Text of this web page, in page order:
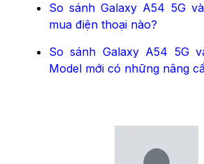
So sánh Galaxy A54 5G
mua điện thoại nào?
So sánh Galaxy A54 5G
Model mới có những nâng